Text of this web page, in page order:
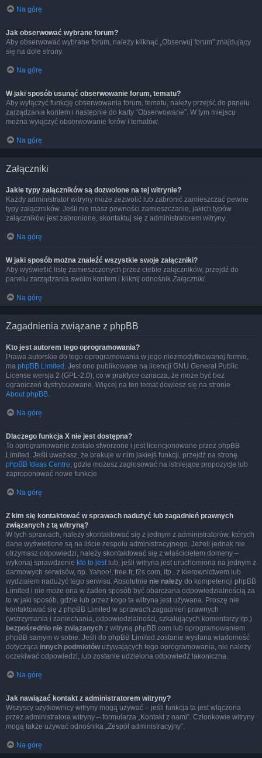
Na górę
Jak obserwować wybrane forum?
Aby obserwować wybrane forum, należy kliknąć „Obserwuj forum” znajdujący
się na dole strony.
Na górę
W jaki sposób usunąć obserwowanie forum, tematu?
Aby wyłączyć funkcję obserwowania forum, tematu, należy przejść do panelu
zarządzania kontem i następnie do karty “Obserwowane”. W tym miejscu
można wyłączyć obserwowanie forów i tematów.
Na górę
Załączniki
Jakie typy załączników są dozwolone na tej witrynie?
Każdy administrator witryny może zezwolić lub zabronić zamieszczać pewne
typy załączników. Jeśli nie masz pewności zamieszczanie, jakich typów
załączników jest zabronione, skontaktuj się z administratorem witryny.
Na górę
W jaki sposób można znaleźć wszystkie swoje załączniki?
Aby wyświetlić listę zamieszczonych przez ciebie załączników, przejdź do
panelu zarządzania swoim kontem i kliknij odnośnik Załączniki.
Na górę
Zagadnienia związane z phpBB
Kto jest autorem tego oprogramowania?
Prawa autorskie do tego oprogramowania w jego niezmodyfikowanej formie,
ma phpBB Limited . Jest ono publikowane na licencji GNU General Public
License wersja 2 (GPL-2.0), co w praktyce oznacza, że może być bez
ograniczeń dystrybuowane. Więcej na ten temat dowiesz się na stronie
About phpBB.
Na górę
Dlaczego funkcja X nie jest dostępna?
To oprogramowanie zostało stworzone i jest licencjonowane przez phpBB
Limited. Jeśli uważasz, że brakuje w nim jakiejś funkcji, przejdź na stronę
phpBB Ideas Centre, gdzie możesz zagłosować na istniejące propozycje lub
zaproponować nowe funkcje.
Na górę
Z kim się kontaktować w sprawach nadużyć lub zagadnień prawnych
związanych z tą witryną?
W tych sprawach, należy skontaktować się z jednym z administratorów, których
dane wyświetlone są na liście zespołu administracyjnego. Jeżeli jednak nie
otrzymasz odpowiedzi, należy skontaktować się z właścicielem domeny –
wykonaj sprawdzenie kto to jestlub, jeśli witryna jest uruchomiona na jednym z
darmowych serwisów, np. Yahoo!, free.fr, f2s.com, itp., z kierownictwem lub
wydziałem nadużyć tego serwisu. Absolutnie nie należy do kompetencji phpBB
Limited i nie może ona w żaden sposób być obarczana odpowiedzialnością za
to w jaki sposób, gdzie lub przez kogo ta witryna jest używana. Proszę nie
kontaktować się z phpBB Limited w sprawach zagadnień prawnych
(wstrzymania i zaniechania, odpowiedzialności, szkalujących komentarzy itp.)
bezpośrednio nie związanych z witryną phpBB.com lub oprogramowaniem
phpBB samym w sobie. Jeśli do phpBB Limited zostanie wysłana wiadomość
dotycząca innych podmiotów używających tego oprogramowania, nie należy
oczekiwać odpowiedzi, lub zostanie udzielona odpowiedź lakoniczna.
Na górę
Jak nawiązać kontakt z administratorem witryny?
Wszyscy użytkownicy witryny mogą używać – jeśli funkcja ta jest włączona
przez administratora witryny – formularza „Kontakt z nami”. Członkowie witryny
mogą także używać odnośnika „Zespół administracyjny”.
Na górę